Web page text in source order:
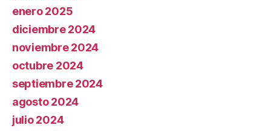
enero 2025
diciembre 2024
noviembre 2024
octubre 2024
septiembre 2024
agosto 2024
julio 2024